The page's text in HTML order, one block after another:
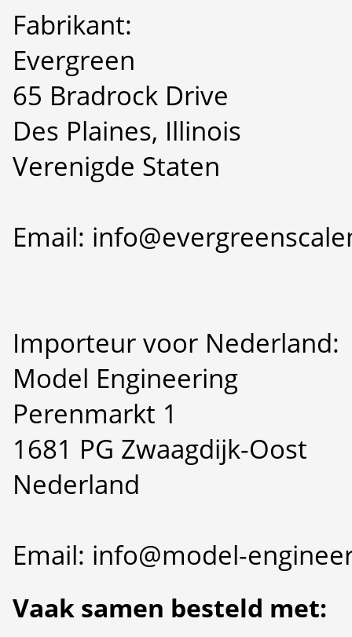
Fabrikant:
Evergreen
65 Bradrock Drive
Des Plaines, Illinois
Verenigde Staten
Email:
Importeur voor Nederland:
Model Engineering
Perenmarkt 1
1681 PG Zwaagdijk-Oost
Nederland
Email: info@model-
Vaak samen besteld met: